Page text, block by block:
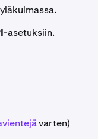
-asetuksiin.
varten)